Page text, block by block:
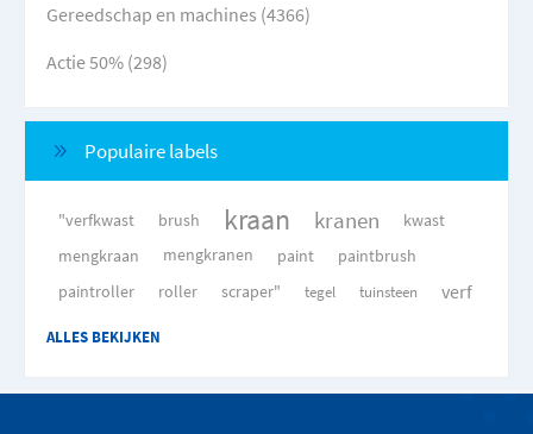
Gereedschap en machines (4366)
Actie 50% (298)
Populaire labels
"verfkwast brush kraan kranen
kwast
mengkraan
mengkranen paint
paintbrush
paintroller
roller scraper" tegel tuinsteen verf
ALLES BEKIJKEN